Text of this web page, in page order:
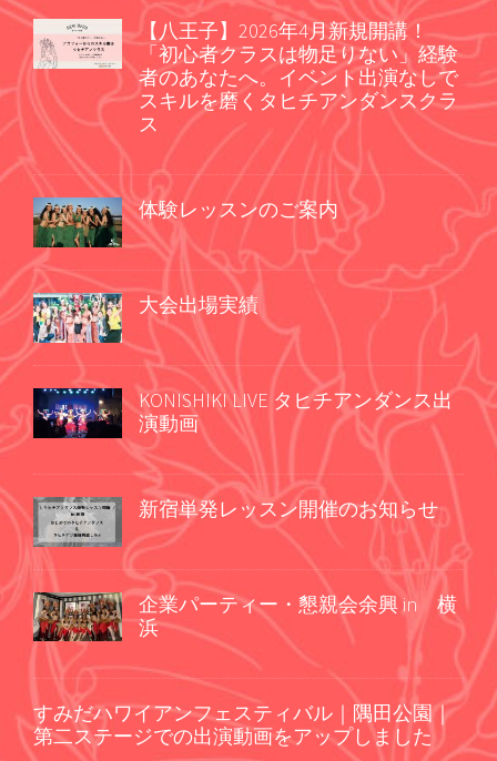
【八王子】2026年4月新規開講！
「初心者クラスは物足りない」経験
者のあなたへ。イベント出演なしで
スキルを磨くタヒチアンダンスクラ
ス
体験レッスンのご案内
大会出場実績
KONISHIKI LIVE タヒチアンダンス出
演動画
新宿単発レッスン開催のお知らせ
企業パーティー・懇親会余興 in 横
浜
すみだハワイアンフェスティバル｜隅田公園｜
第二ステージでの出演動画をアップしました